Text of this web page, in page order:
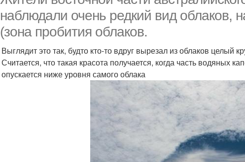
наблюдали очень редкий вид облаков,
(зона пробития облаков.
Выглядит это так, будто кто-то вдруг вырезал из облаков целый
Считается, что такая красота получается, когда часть водяных
опускается ниже уровня самого облака